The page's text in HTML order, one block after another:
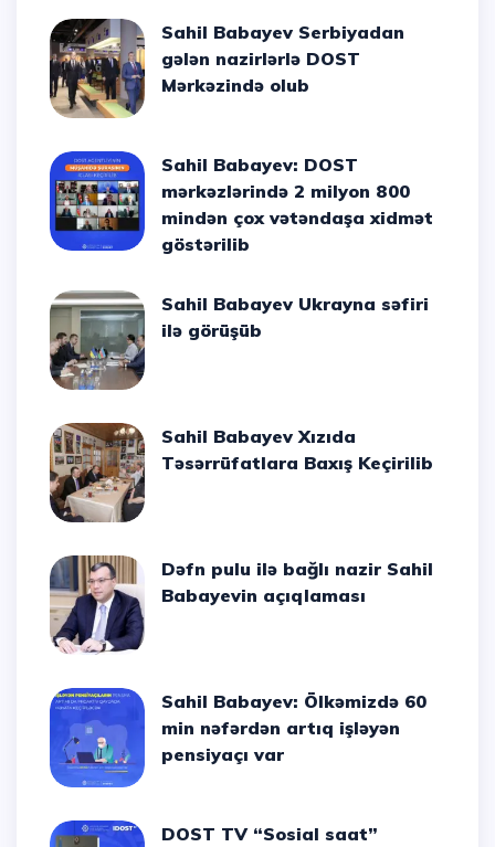
Sahil Babayev Serbiyadan
gələn nazirlərlə DOST
Mərkəzində olub
Sahil Babayev: DOST
mərkəzlərində 2 milyon 800
mindən çox vətəndaşa xidmət
göstərilib
Sahil Babayev Ukrayna səfiri
ilə görüşüb
Sahil Babayev Xızıda
Təsərrüfatlara Baxış Keçirilib
Dəfn pulu ilə bağlı nazir Sahil
Babayevin açıqlaması
Sahil Babayev: Ölkəmizdə 60
min nəfərdən artıq işləyən
pensiyaçı var
DOST TV “Sosial saat”